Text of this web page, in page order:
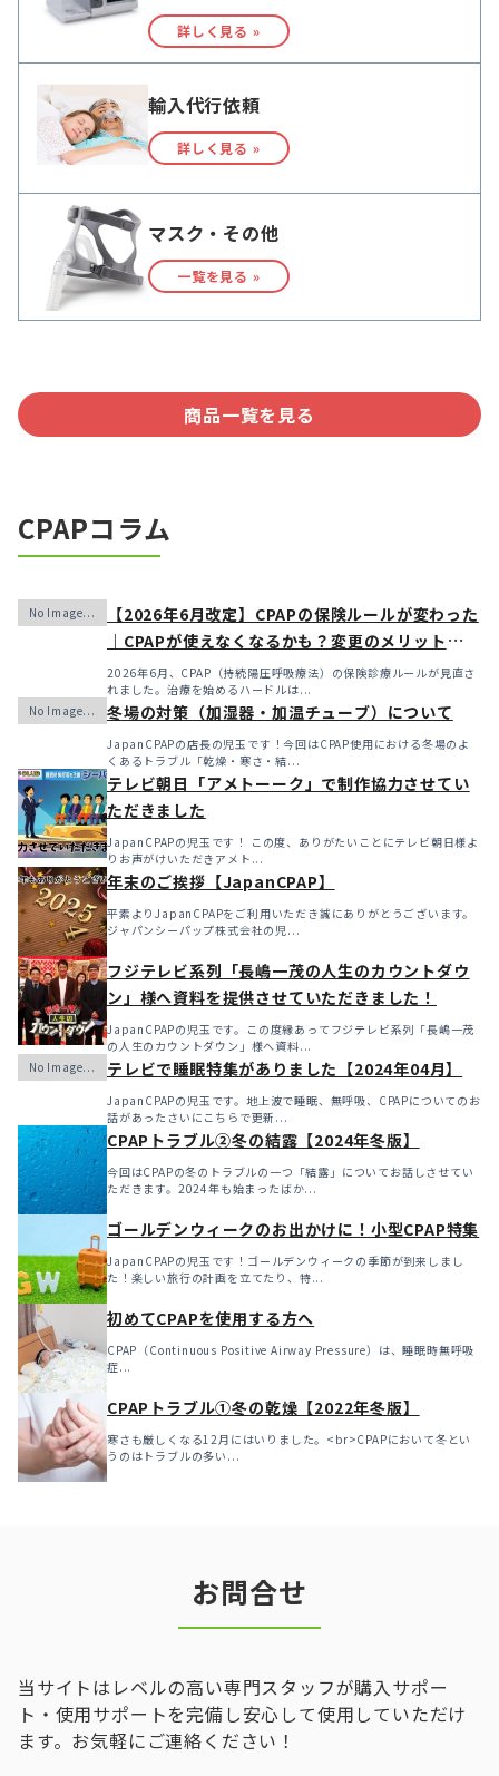
詳しく見る »
輸入代行依頼
詳しく見る »
マスク・その他
一覧を見る »
商品一覧を見る
CPAPコラム
【2026年6月改定】CPAPの保険ルールが変わった
｜CPAPが使えなくなるかも？変更のメリット・デ
メリットと「購入」という選択肢
2026年6月、CPAP（持続陽圧呼吸療法）の保険診療ルールが見直さ
れました。治療を始めるハードルは...
冬場の対策（加湿器・加温チューブ）について
JapanCPAPの店長の児玉です！今回はCPAP使用における冬場のよ
くあるトラブル「乾燥・寒さ・結...
テレビ朝日「アメトーーク」で制作協力させてい
ただきました
JapanCPAPの児玉です！ この度、ありがたいことにテレビ朝日様よ
りお声がけいただきアメト...
年末のご挨拶【JapanCPAP】
平素よりJapanCPAPをご利用いただき誠にありがとうございます。
ジャパンシーパップ株式会社の児...
フジテレビ系列「長嶋一茂の人生のカウントダウ
ン」様へ資料を提供させていただきました！
JapanCPAPの児玉です。この度縁あってフジテレビ系列「長嶋一茂
の人生のカウントダウン」様へ資料...
テレビで睡眠特集がありました【2024年04月】
JapanCPAPの児玉です。地上波で睡眠、無呼吸、CPAPについてのお
話があったさいにこちらで更新...
CPAPトラブル②冬の結露【2024年冬版】
今回はCPAPの冬のトラブルの一つ「結露」についてお話しさせてい
ただきます。2024年も始まったばか...
ゴールデンウィークのお出かけに！小型CPAP特集
JapanCPAPの児玉です！ゴールデンウィークの季節が到来しまし
た！楽しい旅行の計画を立てたり、特...
初めてCPAPを使用する方へ
CPAP（Continuous Positive Airway Pressure）は、睡眠時無呼吸
症...
CPAPトラブル①冬の乾燥【2022年冬版】
寒さも厳しくなる12月にはいりました。<br>CPAPにおいて冬とい
うのはトラブルの多い...
お問合せ
当サイトはレベルの高い専門スタッフが購入サポー
ト・使用サポートを完備し安心して使用していただけ
ます。お気軽にご連絡ください！